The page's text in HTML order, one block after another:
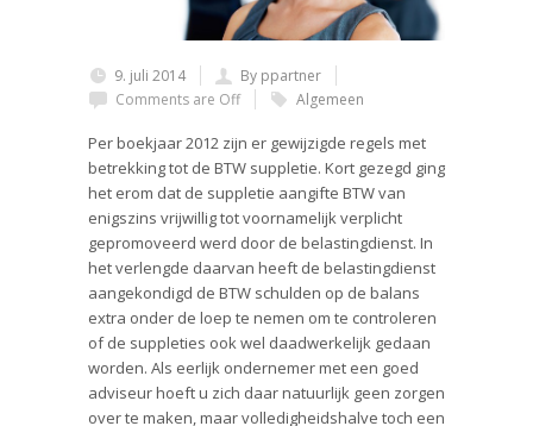
9. juli 2014
By ppartner
Comments are Off
Algemeen
Per boekjaar 2012 zijn er gewijzigde regels met
betrekking tot de BTW suppletie. Kort gezegd ging
het erom dat de suppletie aangifte BTW van
enigszins vrijwillig tot voornamelijk verplicht
gepromoveerd werd door de belastingdienst. In
het verlengde daarvan heeft de belastingdienst
aangekondigd de BTW schulden op de balans
extra onder de loep te nemen om te controleren
of de suppleties ook wel daadwerkelijk gedaan
worden. Als eerlijk ondernemer met een goed
adviseur hoeft u zich daar natuurlijk geen zorgen
over te maken, maar volledigheidshalve toch een